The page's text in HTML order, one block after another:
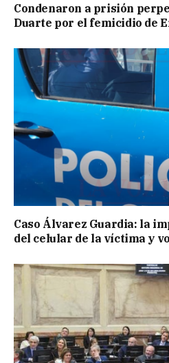
Condenaron a prisión
Duarte por el femicidio de
Caso Álvarez Guardia: la
del celular de la víctima y